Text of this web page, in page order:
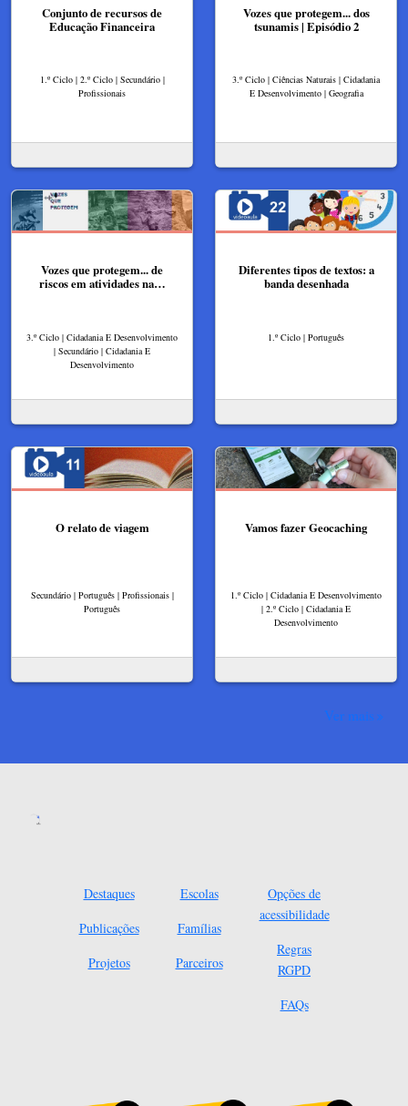
Conjunto de recursos de
Educação Financeira
1.º Ciclo | 2.º Ciclo | Secundário |
Profissionais
Vozes que protegem... dos
tsunamis | Episódio 2
3.º Ciclo | Ciências Naturais | Cidadania
E Desenvolvimento | Geografia
Vozes que protegem... de
riscos em atividades na…
3.º Ciclo | Cidadania E Desenvolvimento
| Secundário | Cidadania E
Desenvolvimento
Diferentes tipos de textos: a
banda desenhada
1.º Ciclo | Português
O relato de viagem
Secundário | Português | Profissionais |
Português
Vamos fazer Geocaching
1.º Ciclo | Cidadania E Desenvolvimento
| 2.º Ciclo | Cidadania E
Desenvolvimento
Ver mais
Destaques
Publicações
Projetos
Escolas
Famílias
Parceiros
Opções de
acessibilidade
Regras
RGPD
FAQs